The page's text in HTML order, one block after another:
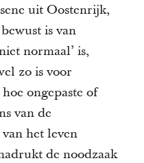
uit Oostenrijk,
is van
normaal’ is,
zo is voor
ongepaste of
van de
het leven
de noodzaak